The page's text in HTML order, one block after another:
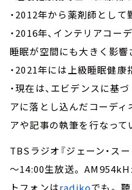
・2012年から薬剤師として
・2016年、インテリアコー
睡眠が空間にも大きく影響
・2021年には上級睡眠健康
・現在は、エビデンスに基
アに落とし込んだコーディ
アや記事の執筆を行なって
TBSラジオ『ジェーン・ス
～14:00生放送。